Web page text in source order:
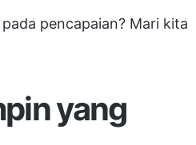
pencapaian? Mari kita
yang